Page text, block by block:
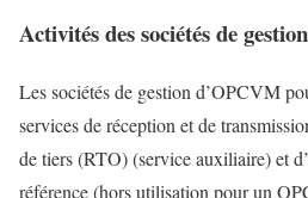
Activités des sociétés de gestion
Les sociétés de gestion d’OPCVM
services de réception et de
de tiers (RTO) (service auxiliaire) et
référence (hors utilisation pour un